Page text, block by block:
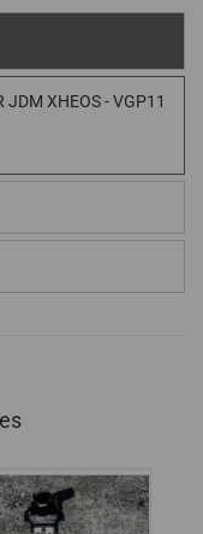
JDM XHEOS - VGP11